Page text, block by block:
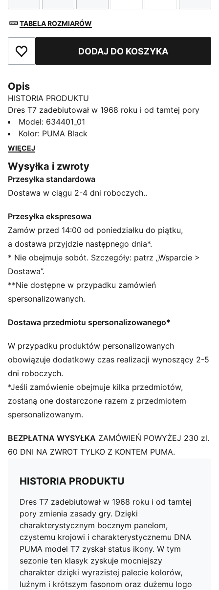
TABELA ROZMIARÓW
Dodaj do ulubionychDODAJ DO KOSZYKA
Opis
HISTORIA PRODUKTU
Dres T7 zadebiutował w 1968 roku i od tamtej pory
zmienia zasady gry. Dzięki charakterystycznym
bocznym panelom, czystemu krojowi i
charakterystycznemu DNA PUMA model T7 zyskał
mocniejszy charakter dzięki wyrazistej palecie
kolorów, luźnym i krótszym fasonom oraz dużemu
logo PUMA Cat, które dodaje zadziorności. Te
wyjścia lub spokojne weekendy.
CECHY + KORZYŚCI
Produkt wykonany w co najmniej 50% z materiałów
pochodzących z recyklingu.
SZCZEGÓŁY
Krój: Luźny
Materiał główny: Materiał dystansowy
Długość: Standardowy
Charakterystyczne detale marki PUMA
Model: 634401_01
Kolor: PUMA Black
WIĘCEJ
Wysyłka i zwroty
Przesyłka standardowa
Dostawa w ciągu 2-4 dni roboczych..
Przesyłka ekspresowa
Zamów przed 14:00 od poniedziałku do piątku,
a dostawa przyjdzie następnego dnia*.
* Nie obejmuje sobót. Szczegóły: patrz „Wsparcie >
Dostawa”.
**Nie dostępne w przypadku zamówień
spersonalizowanych.
Dostawa przedmiotu spersonalizowanego*
W przypadku produktów personalizowanych
obowiązuje dodatkowy czas realizacji wynoszący 2-5
dni roboczych.
*Jeśli zamówienie obejmuje kilka przedmiotów,
zostaną one dostarczone razem z przedmiotem
spersonalizowanym.
BEZPŁATNA WYSYŁKA ZAMÓWIEŃ POWYŻEJ 230 zl.
60 DNI NA ZWROT TYLKO Z KONTEM PUMA.
HISTORIA PRODUKTU
Dres T7 zadebiutował w 1968 roku i od tamtej
pory zmienia zasady gry. Dzięki
charakterystycznym bocznym panelom,
czystemu krojowi i charakterystycznemu DNA
PUMA model T7 zyskał status ikony. W tym
sezonie ten klasyk zyskuje mocniejszy
charakter dzięki wyrazistej palecie kolorów,
luźnym i krótszym fasonom oraz dużemu logo